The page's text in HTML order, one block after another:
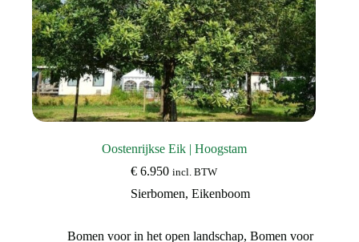
Oostenrijkse Eik | Hoogstam
€ 6.950 incl. BTW
Sierbomen, Eikenboom
Bomen voor in het open landschap, Bomen voor